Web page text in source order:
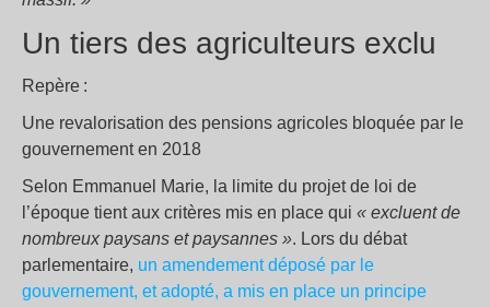
Un tiers des agriculteurs exclu
Repère :
Une revalorisation des pensions agricoles bloquée par le
gouvernement en 2018
Selon Emmanuel Marie, la limite du projet de loi de
l’époque tient aux critères mis en place qui « excluent de
nombreux paysans et paysannes ». Lors du débat
parlementaire, un amendement déposé par le
gouvernement, et adopté, a mis en place un principe